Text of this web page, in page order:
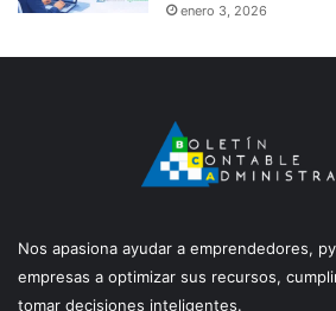
enero 3, 2026
Nos apasiona ayudar a emprendedores,
empresas a optimizar sus recursos,
tomar decisiones inteligentes.